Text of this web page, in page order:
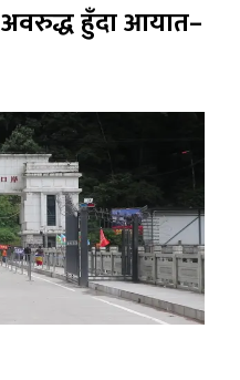
अवरुद्ध हुँदा आयात–